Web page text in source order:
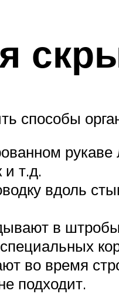
способы
и т.д.
вдоль
в
во время
подходит.